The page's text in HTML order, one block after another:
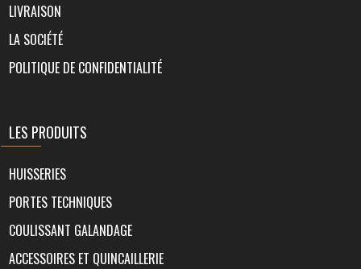
LIVRAISON
LA SOCIÉTÉ
POLITIQUE DE CONFIDENTIALITÉ
LES PRODUITS
HUISSERIES
PORTES TECHNIQUES
COULISSANT GALANDAGE
ACCESSOIRES ET QUINCAILLERIE